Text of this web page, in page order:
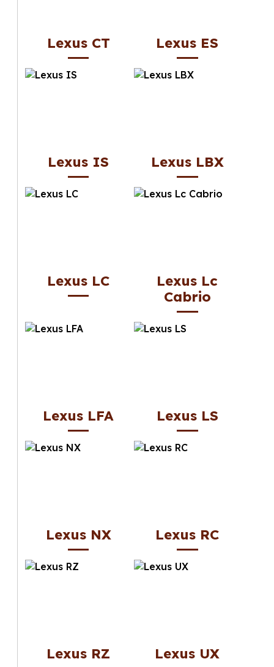
Lexus CT Lexus ES
Lexus IS Lexus LBX
Lexus LC
Lexus Lc
Cabrio
Lexus LFA Lexus LS
Lexus NX Lexus RC
Lexus RZ Lexus UX